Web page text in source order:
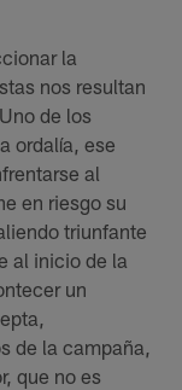
la
nos resultan
de los
ordalía, ese
al
en riesgo su
triunfante
al inicio de la
un
de la campaña,
que no es